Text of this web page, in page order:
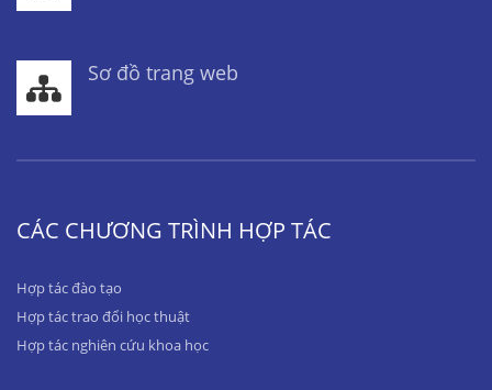
Sơ đồ trang web
CÁC CHƯƠNG TRÌNH HỢP TÁC
Hợp tác đào tạo
Hợp tác trao đổi học thuật
Hợp tác nghiên cứu khoa học